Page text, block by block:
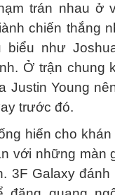
trán nhau ở
chiến thắng
biểu như
Ở trận chung
Justin Young
trước đó.
hiến cho
với những màn
3F Galaxy đánh